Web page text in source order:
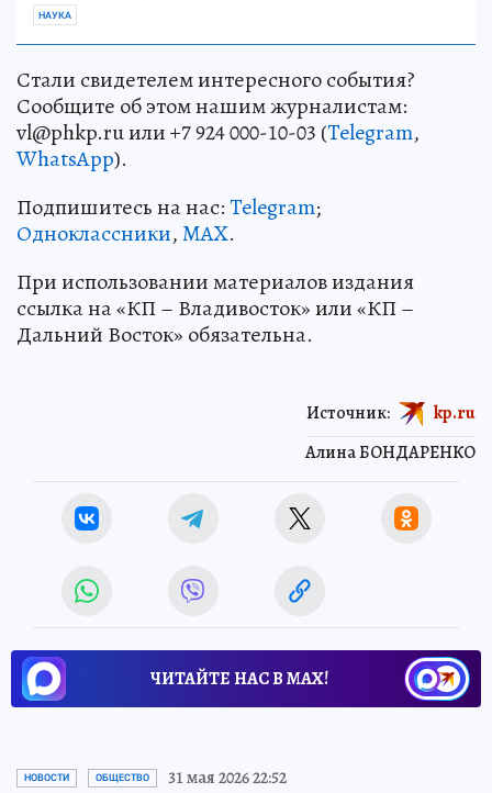
НАУКА
Стали свидетелем интересного события?
Сообщите об этом нашим журналистам:
vl@phkp.ru или +7 924 000-10-03 (Telegram,
WhatsApp).
Подпишитесь на нас:Telegram;
Одноклассники,MAX.
При использовании материалов издания
ссылка на «КП – Владивосток» или «КП –
Дальний Восток» обязательна.
Алина БОНДАРЕНКО
Источник: kp.ru
ЧИТАЙТЕ НАС В МАХ!
НОВОСТИ ОБЩЕСТВО 31 мая 2026 22:52